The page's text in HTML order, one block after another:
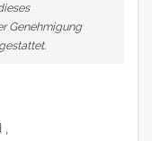
Genehmigung
,